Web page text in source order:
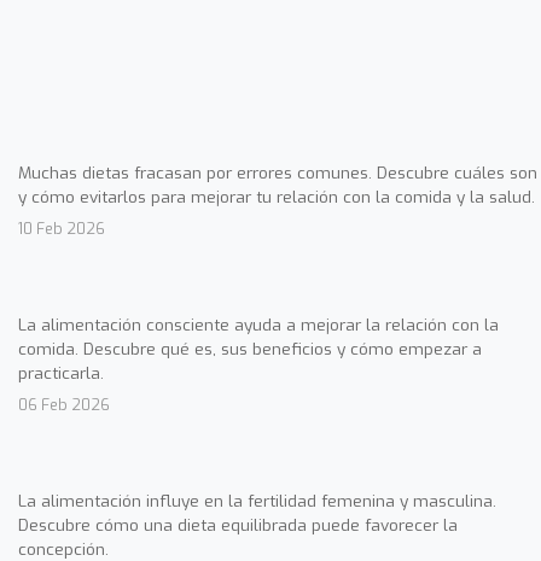
Muchas dietas fracasan por errores comunes. Descubre cuáles son
y cómo evitarlos para mejorar tu relación con la comida y la salud.
10 Feb 2026
La alimentación consciente ayuda a mejorar la relación con la
comida. Descubre qué es, sus beneficios y cómo empezar a
practicarla.
06 Feb 2026
La alimentación influye en la fertilidad femenina y masculina.
Descubre cómo una dieta equilibrada puede favorecer la
concepción.